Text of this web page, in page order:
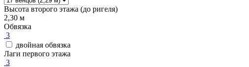
Высота второго этажа (до ригеля)
2,30 м
Обвязка
3
двойная обвязка
Лаги первого этажа
3